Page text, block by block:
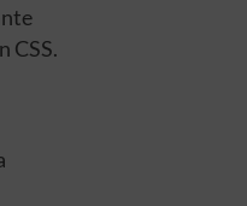
CSS.